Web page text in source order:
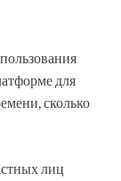
для
сколько
лиц